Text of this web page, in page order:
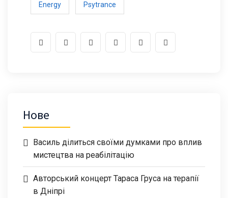
Energy Psytrance
Нове
Василь ділиться своїми думками про вплив
мистецтва на реабілітацію
Авторський концерт Тараса Груса на терапії
в Дніпрі